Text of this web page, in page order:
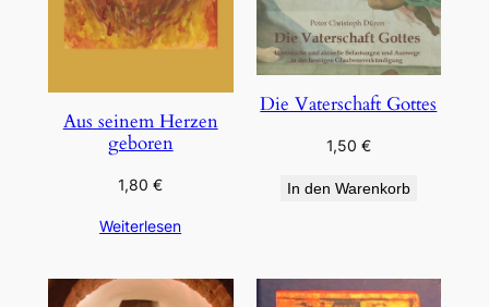
Aus seinem Herzen
geboren
1,80€
Weiterlesen
Die Vaterschaft Gottes
1,50 €
In den Warenkorb